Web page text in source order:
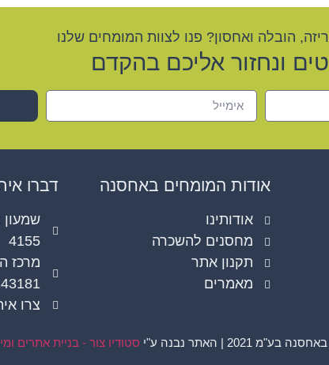
הובלה ואחסון? פנו לצוות המומחים שלנו
ונחזור אליכם בהקדם
אודות המומחים באחסנה
אודותינו
מחסנים להשכרה
תקנון אתר
מאמרים
דברו
4155
צרו
| האתר נבנה ע"י סטודיו צור - בניית אתרים